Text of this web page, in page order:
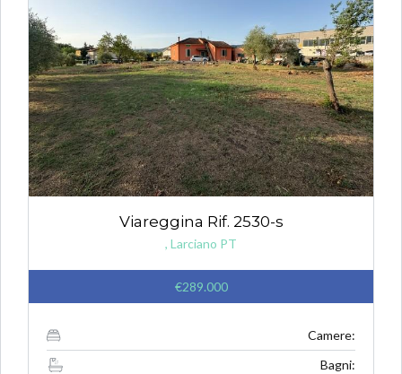
Viareggina Rif. 2530-s
, Larciano PT
€289.000
Camere:
Bagni: